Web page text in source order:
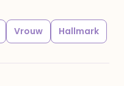
Vrouw Hallmark